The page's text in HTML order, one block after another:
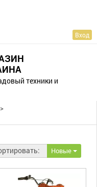
Вход
техники и
>
Новые